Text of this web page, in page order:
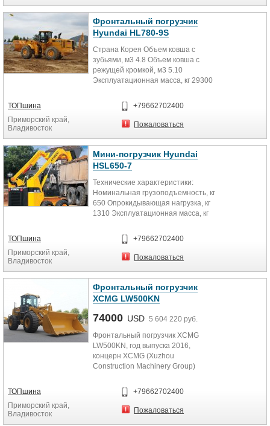
Фронтальный погрузчик
Hyundai HL780-9S
Страна Корея Объем ковша с
зубьями, м3 4.8 Объем ковша с
режущей кромкой, м3 5.10
Эксплуатационная масса, кг 29300
ТОПшина
Приморский край,
Владивосток
+79662702400
Пожаловаться
Мини-погрузчик Hyundai
HSL650-7
Технические характеристики:
Номинальная грузоподъемность, кг
650 Опрокидывающая нагрузка, кг
1310 Эксплуатационная масса, кг
ТОПшина
Приморский край,
Владивосток
+79662702400
Пожаловаться
Фронтальный погрузчик
XCMG LW500KN
74000 USD 5 604 220 руб.
Фронтальный погрузчик XCMG
LW500KN, год выпуска 2016,
концерн XCMG (Xuzhou
Construction Machinery Group)
ТОПшина
Приморский край,
Владивосток
+79662702400
Пожаловаться